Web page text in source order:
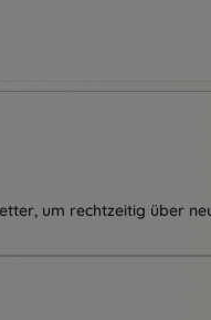
um rechtzeitig über